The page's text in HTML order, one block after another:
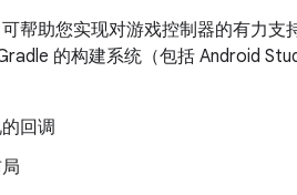
帮助您实现对游戏控制器的有力支
的构建系统（包括 Android
回调